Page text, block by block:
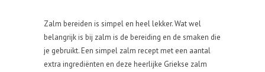
Zalm bereiden is simpel en heel lekker. Wat wel
belangrijk is bij zalm is de bereiding en de smaken die
je gebruikt. Een simpel zalm recept met een aantal
extra ingrediënten en deze heerlijke Griekse zalm